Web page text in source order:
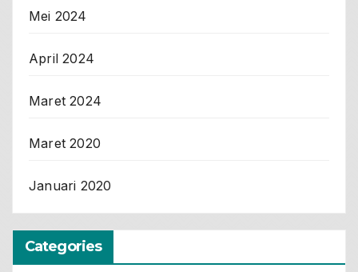
Mei 2024
April 2024
Maret 2024
Maret 2020
Januari 2020
Categories